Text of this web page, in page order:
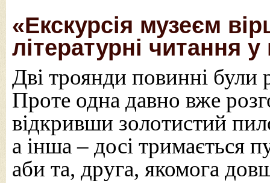
«Екскурсія музеєм
літературні читання у
Дві троянди повинні були
Проте одна давно вже
відкривши золотистий
а інша – досі тримається
аби та, друга, якомога